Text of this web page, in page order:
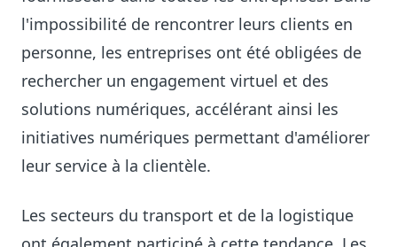
l'impossibilité de rencontrer leurs clients en
personne, les entreprises ont été obligées de
rechercher un engagement virtuel et des
solutions numériques, accélérant ainsi les
initiatives numériques permettant d'améliorer
leur service à la clientèle.
Les secteurs du transport et de la logistique